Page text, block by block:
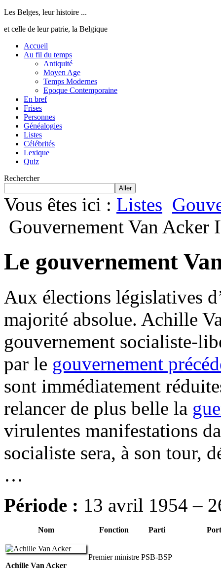
Les Belges, leur histoire ...
et celle de leur patrie, la Belgique
Accueil
Au fil du temps
Antiquité
Moyen Age
Temps Modernes
Epoque Contemporaine
En bref
Frises
Personnes
Généalogies
Listes
Célébrités
Lexique
Quiz
Rechercher
Aller
Vous êtes ici : Listes
Gouvernement Van Acker
Le gouvernement
Aux élections législatives
majorité absolue. Achille
gouvernement socialiste-
par le gouvernement
sont immédiatement
relancer de plus belle la
virulentes manifestations
socialiste sera, à son tour,
…
Période : 13 avril 1954 –
Nom Fonction Parti
Achille Van Acker
Premier ministre PSB-BSP